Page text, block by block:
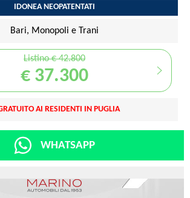
IDONEA NEOPATENTATI
Bari, Monopoli e Trani
Listino € 42.800
€ 37.300
AI RESIDENTI IN PUGLIA
WHATSAPP